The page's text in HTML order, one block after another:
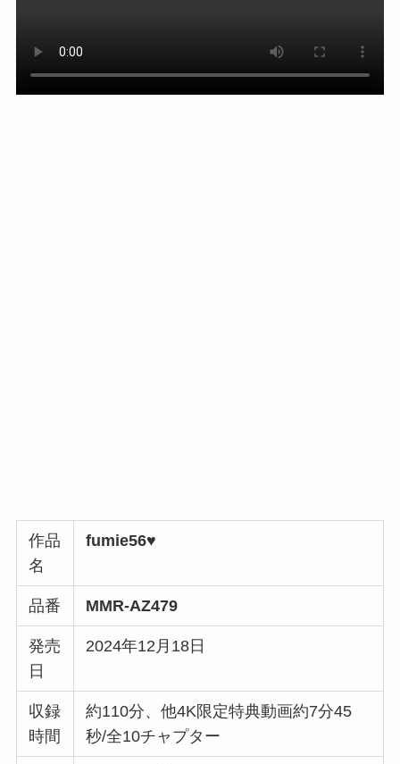
作品
名
fumie56♥
品番 MMR-AZ479
発売
日
2024年12月18日
収録
時間
約110分、他4K限定特典動画約7分45
秒/全10チャプター